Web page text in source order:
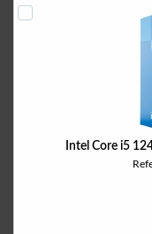
Intel Core i5